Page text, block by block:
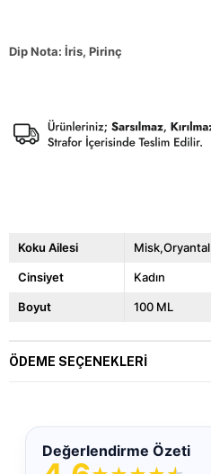
Dip Nota: İris, Pirinç
Koku Ailesi Misk,Oryantal
Cinsiyet Kadın
Boyut 100 ML
ÖDEME SEÇENEKLERI
Değerlendirme Özeti